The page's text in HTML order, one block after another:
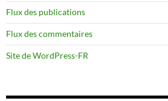
Flux des publications
Flux des commentaires
Site de WordPress-FR